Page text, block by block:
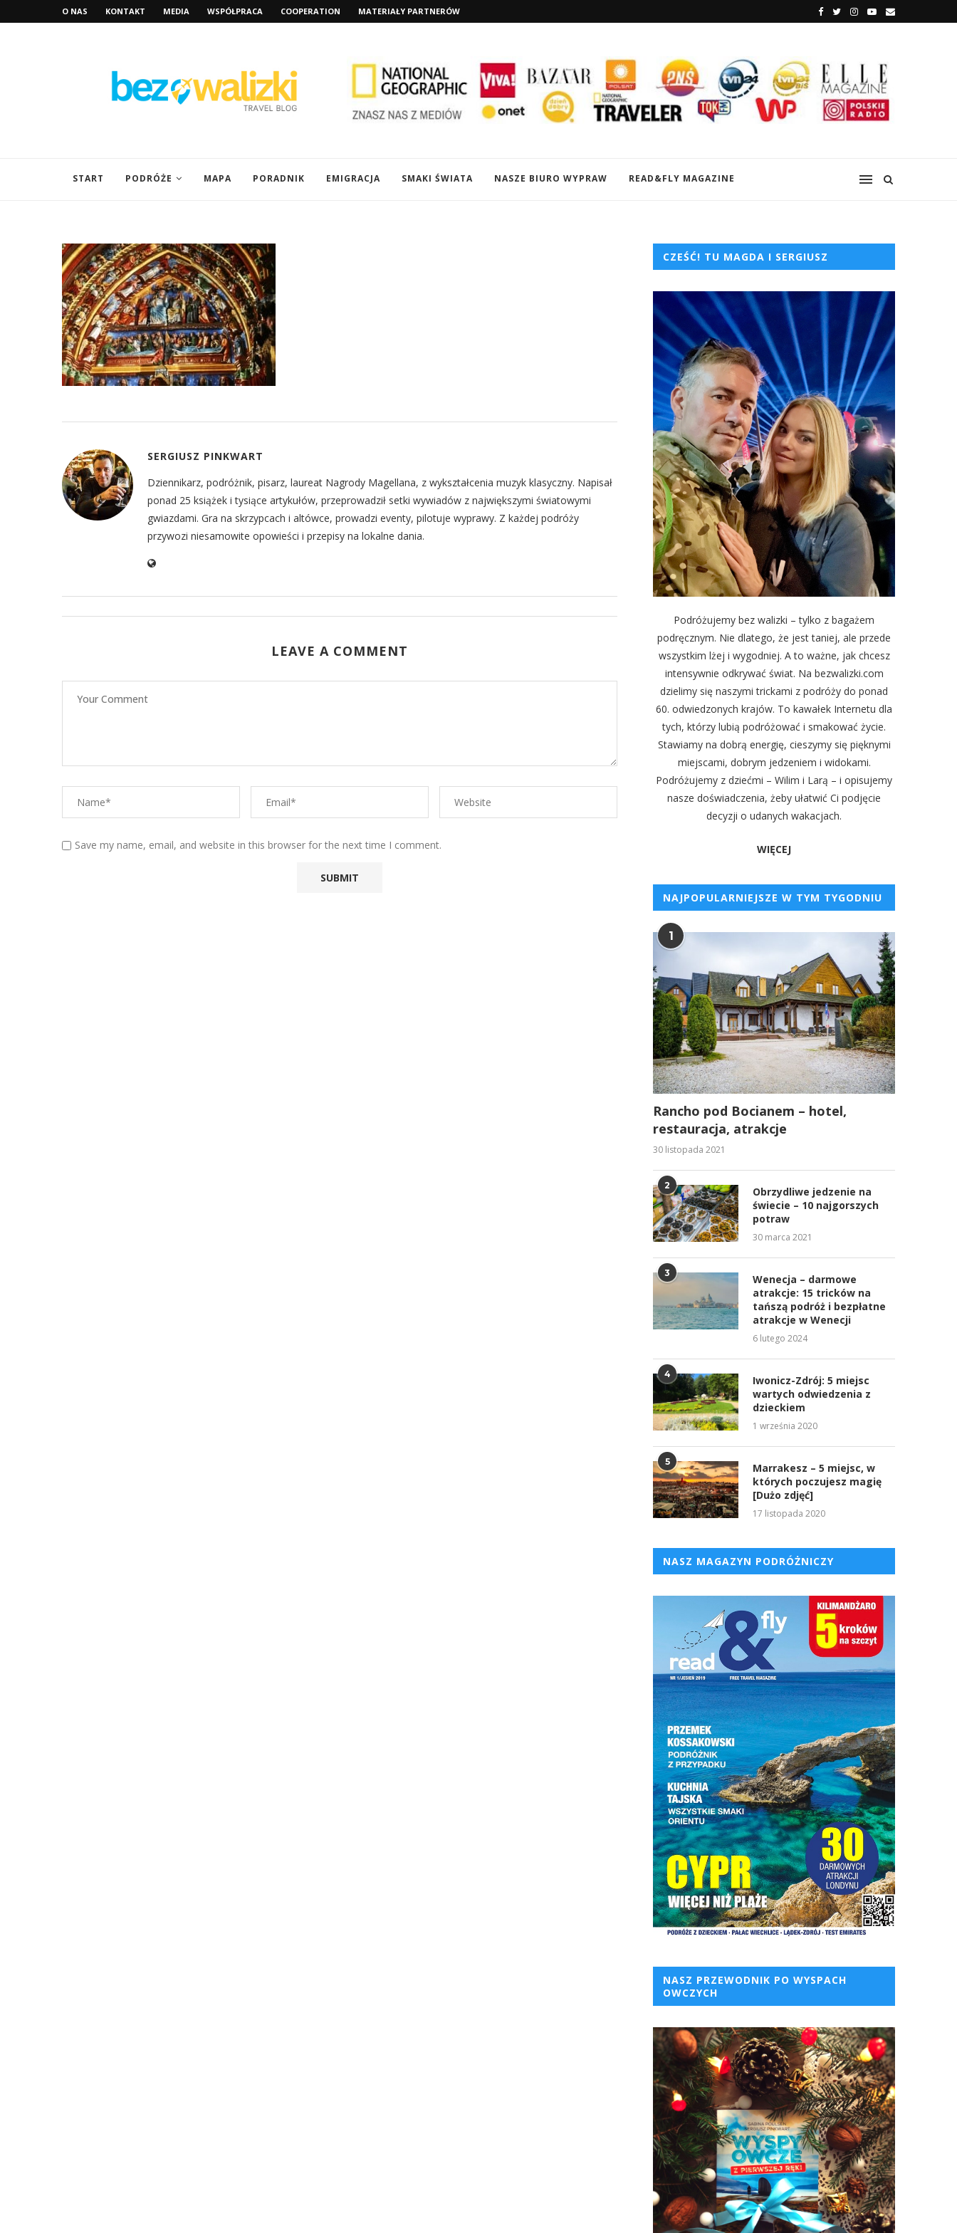
O NAS KONTAKT MEDIA WSPÓŁPRACA COOPERATION MATERIAŁY PARTNERÓW
START PODRÓŻE MAPA PORADNIK EMIGRACJA SMAKI ŚWIATA NASZE BIURO WYPRAW READ&FLY MAGAZINE
SERGIUSZ PINKWART
Dziennikarz, podróżnik, pisarz, laureat Nagrody Magellana, z wykształcenia muzyk klasyczny. Napisał
ponad 25 książek i tysiące artykułów, przeprowadził setki wywiadów z największymi światowymi
gwiazdami. Gra na skrzypcach i altówce, prowadzi eventy, pilotuje wyprawy. Z każdej podróży
przywozi niesamowite opowieści i przepisy na lokalne dania.
LEAVE A COMMENT
Save my name, email, and website in this browser for the next time I comment.
CZEŚĆ! TU MAGDA I SERGIUSZ
Podróżujemy bez walizki – tylko z bagażem
podręcznym. Nie dlatego, że jest taniej, ale przede
wszystkim lżej i wygodniej. A to ważne, jak chcesz
intensywnie odkrywać świat. Na bezwalizki.com
dzielimy się naszymi trickami z podróży do ponad
60. odwiedzonych krajów. To kawałek Internetu dla
tych, którzy lubią podróżować i smakować życie.
Stawiamy na dobrą energię, cieszymy się pięknymi
miejscami, dobrym jedzeniem i widokami.
Podróżujemy z dziećmi – Wilim i Larą – i opisujemy
nasze doświadczenia, żeby ułatwić Ci podjęcie
decyzji o udanych wakacjach.
WIĘCEJ
NAJPOPULARNIEJSZE W TYM TYGODNIU
1
Rancho pod Bocianem – hotel,
restauracja, atrakcje
30 listopada 2021
2
Obrzydliwe jedzenie na
świecie – 10 najgorszych
potraw
30 marca 2021
3
Wenecja – darmowe
atrakcje: 15 tricków na
tańszą podróż i bezpłatne
atrakcje w Wenecji
6 lutego 2024
4
Iwonicz-Zdrój: 5 miejsc
wartych odwiedzenia z
dzieckiem
1 września 2020
5
Marrakesz – 5 miejsc, w
których poczujesz magię
[Dużo zdjęć]
17 listopada 2020
NASZ MAGAZYN PODRÓŻNICZY
NASZ PRZEWODNIK PO WYSPACH
OWCZYCH